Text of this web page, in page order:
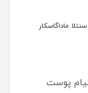
ماداگاسکار
پوست